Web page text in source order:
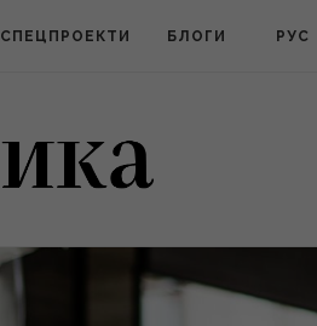
СПЕЦПРОЕКТИ БЛОГИ РУС